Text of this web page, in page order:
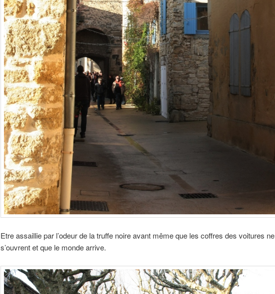
Etre assaillie par l’odeur de la truffe noire avant même que les coffres des voitures ne
s’ouvrent et que le monde arrive.